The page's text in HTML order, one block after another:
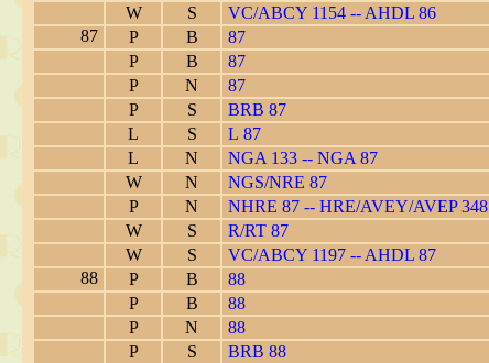
W
S
VC/ABCY 1154 -- AHDL 86
87
P B
87
P
B
87
P
N
87
P
S
BRB 87
L
S
L 87
L
N
NGA 133 -- NGA 87
W
N
NGS/NRE 87
P
N
NHRE 87 -- HRE/AVEY/AVEP 348
W
S
R/RT 87
W
S
VC/ABCY 1197 -- AHDL 87
88
P B
88
P
B
88
P
N
88
P
S
BRB 88